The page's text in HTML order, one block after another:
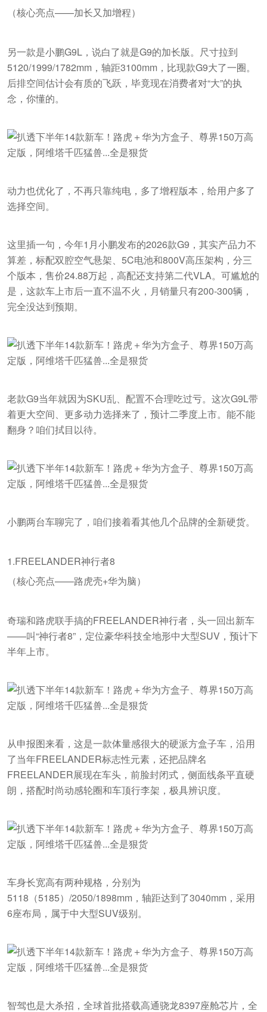
（核心亮点——加长又加增程）
另一款是小鹏G9L，说白了就是G9的加长版。尺寸拉到
5120/1999/1782mm，轴距3100mm，比现款G9大了一圈。
后排空间估计会有质的飞跃，毕竟现在消费者对“大”的执
念，你懂的。
动力也优化了，不再只靠纯电，多了增程版本，给用户多了
选择空间。
这里插一句，今年1月小鹏发布的2026款G9，其实产品力不
算差，标配双腔空气悬架、5C电池和800V高压架构，分三
个版本，售价24.88万起，高配还支持第二代VLA。可尴尬的
是，这款车上市后一直不温不火，月销量只有200-300辆，
完全没达到预期。
老款G9当年就因为SKU乱、配置不合理吃过亏。这次G9L带
着更大空间、更多动力选择来了，预计二季度上市。能不能
翻身？咱们拭目以待。
小鹏两台车聊完了，咱们接着看其他几个品牌的全新硬货。
1.FREELANDER神行者8
（核心亮点——路虎壳+华为脑）
奇瑞和路虎联手搞的FREELANDER神行者，头一回出新车
——叫“神行者8”，定位豪华科技全地形中大型SUV，预计下
半年上市。
从申报图来看，这是一款体量感很大的硬派方盒子车，沿用
了当年FREELANDER标志性元素，还把品牌名
FREELANDER展现在车头，前脸封闭式，侧面线条平直硬
朗，搭配时尚动感轮圈和车顶行李架，极具辨识度。
车身长宽高有两种规格，分别为
5118（5185）/2050/1898mm，轴距达到了3040mm，采用
6座布局，属于中大型SUV级别。
智驾也是大杀招，全球首批搭载高通骁龙8397座舱芯片，全